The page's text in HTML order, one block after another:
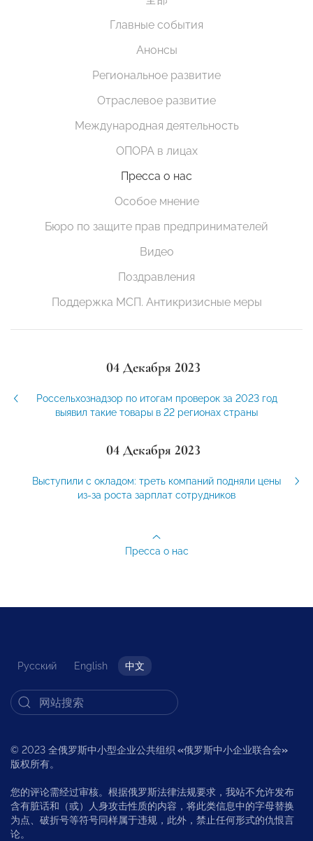
Главные события
Анонсы
Региональное развитие
Отраслевое развитие
Международная деятельность
ОПОРА в лицах
Пресса о нас
Особое мнение
Бюро по защите прав предпринимателей
Видео
Поздравления
Поддержка МСП. Антикризисные меры
04 Декабря 2023
Россельхознадзор по итогам проверок за 2023 год
выявил такие товары в 22 регионах страны
04 Декабря 2023
Выступили с окладом: треть компаний подняли цены
из-за роста зарплат сотрудников
Пресса о нас
Русский English 中文
© 2023 全俄罗斯中小型企业公共组织 «俄罗斯中小企业联合会»
版权所有。
您的评论需经过审核。根据俄罗斯法律法规要求，我站不允许发布
含有脏话和（或）人身攻击性质的内容，将此类信息中的字母替换
为点、破折号等符号同样属于违规，此外，禁止任何形式的仇恨言
论。